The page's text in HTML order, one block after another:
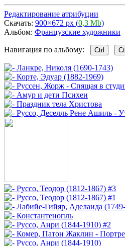
Редактирование атрибуции
Скачать: 900×672 px (0,3 Mb)
Альбом: Французские художники
Навигация по альбому: Ctrl